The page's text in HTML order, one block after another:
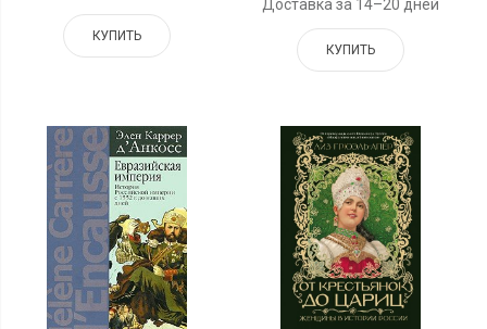
КУПИТЬ
Доставка за 14–20 дней
КУПИТЬ